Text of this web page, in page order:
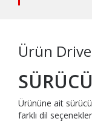
Ürün
Ürününe ait
farklı dil